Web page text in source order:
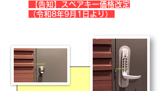
​【告知】スペアキー価格改定
（令和8年9月1日より）